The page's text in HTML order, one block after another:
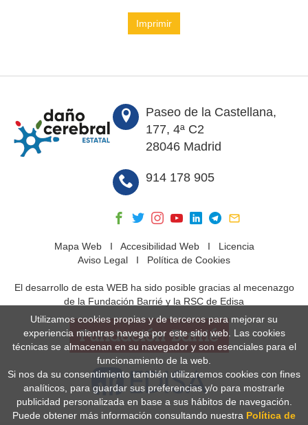
Imprimir
Paseo de la Castellana,
177, 4ª C2
28046 Madrid
914 178 905
Mapa WebI Accesibilidad WebI Licencia
Aviso Legal I Política de Cookies
El desarrollo de esta WEB ha sido posible gracias al mecenazgo
de la Fundación Barrié y la RSC de Edisa
Utilizamos cookies propias y de terceros para mejorar su
experiencia mientras navega por este sitio web. Las cookies
técnicas se almacenan en su navegador y son esenciales para el
funcionamiento de la web.
Si nos da su consentimiento también utilizaremos cookies con fines
analíticos, para guardar sus preferencias y/o para mostrarle
publicidad personalizada en base a sus hábitos de navegación.
Puede obtener más información consultando nuestra Política de